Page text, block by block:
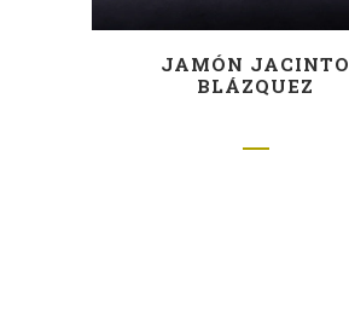
JAMÓN JACINTO
BLÁZQUEZ